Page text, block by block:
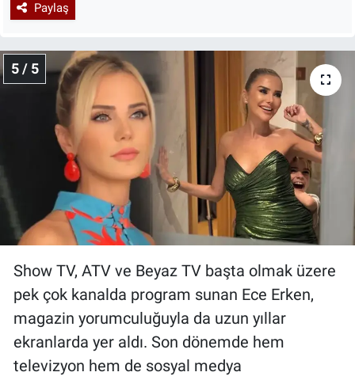
Paylaş
5 / 5
Show TV, ATV ve Beyaz TV başta olmak üzere
pek çok kanalda program sunan Ece Erken,
magazin yorumculuğuyla da uzun yıllar
ekranlarda yer aldı. Son dönemde hem
televizyon hem de sosyal medya